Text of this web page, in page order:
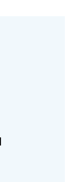
training,